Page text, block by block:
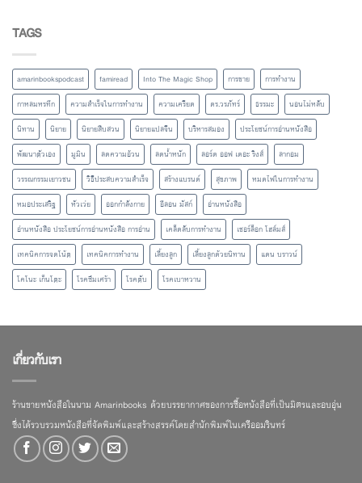
TAGS
amarinbookspodcast famiread Into The Magic Shop การขาย
การทำงาน
กาหลมหรทึก
ความสำเร็จในการทำงาน ความเครียด ดร.วรภัทร์ ธรรมะ
นอนไม่หลับ
นิทาน
นิยาย นิยายสืบสวน นิยายแปลจีน บริหารสมอง
ประโยชน์การอ่านหนังสือ
พัฒนาตัวเอง
มูมิน ลดความอ้วน ลดน้ำหนัก ลอร์ด ออฟ เดอะ ริงส์
ลากอม
วรรณกรรมเยาวชน
วิธีประสบความสำเร็จ สร้างแบรนด์ สุขภาพ
หมดไฟในการทำงาน
หมอประเสริฐ
หัวเว่ย ออกกำลังกาย อีลอน มัสก์
อ่านหนังสือ
อ่านหนังสือ ประโยชน์การอ่านหนังสือ การอ่าน
เคล็ดลับการทำงาน
เชอร์ล็อก โฮล์มส์
เทคนิคการจดโน้ต
เทคนิคการทำงาน เลี้ยงลูก เลี้ยงลูกด้วยนิทาน
แดน บราวน์
โคโนะ เก็นโตะ
โรคซึมเศร้า โรคตับ โรคเบาหวาน
เกี่ยวกับเรา
ร้านขายหนังสือในนาม Amarinbooks ด้วยบรรยากาศของการซื้อหนังสือที่เป็นมิตรและอบอุ่น
ซึ่งได้รวบรวมหนังสือที่จัดพิมพ์และสร้างสรรค์โดยสำนักพิมพ์ในเครืออมรินทร์